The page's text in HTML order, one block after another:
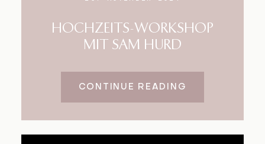
HOCHZEITS-WORKSHOP
MIT SAM HURD
CONTINUE READING